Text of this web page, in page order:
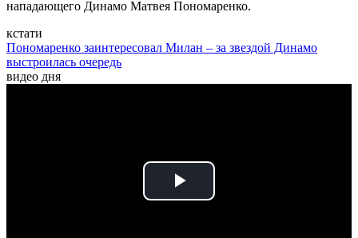
нападающего Динамо Матвея Пономаренко.
кстати
Пономаренко заинтересовал Милан – за звездой Динамо
выстроилась очередь
видео дня
Play